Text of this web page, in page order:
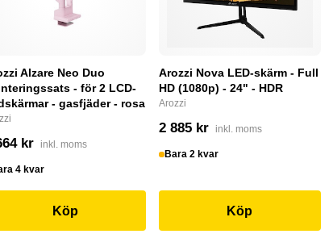
Alzare Neo Duo
- för 2 LCD-
- gasfjäder - rosa
kr inkl. moms
4 kvar
Köp
Arozzi Nova LED-skärm - Full
HD (1080p) - 24" - HDR
Arozzi
2 885 kr inkl. moms
Bara 2 kvar
Köp